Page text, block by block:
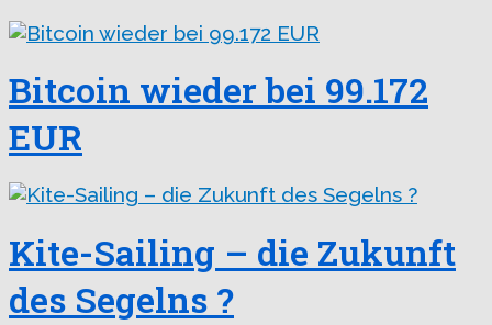
Bitcoin wieder bei 99.172
EUR
Kite-Sailing – die Zukunft
des Segelns ?